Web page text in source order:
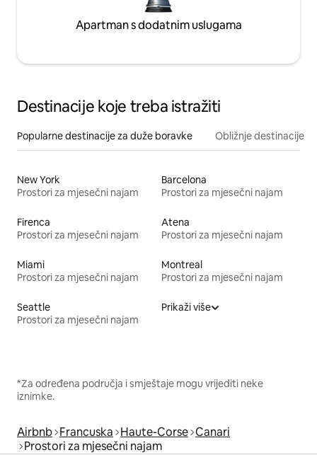
Apartman s dodatnim uslugama
Destinacije koje treba istražiti
Popularne destinacije za duže boravke Obližnje destinacije
New York
Prostori za mjesečni najam
Barcelona
Prostori za mjesečni najam
Firenca
Prostori za mjesečni najam
Atena
Prostori za mjesečni najam
Miami
Prostori za mjesečni najam
Montreal
Prostori za mjesečni najam
Seattle
Prostori za mjesečni najam
Prikaži više
*Za određena područja i smještaje mogu vrijediti neke
iznimke.
Airbnb Francuska Haute-Corse Canari
Prostori za mjesečni najam